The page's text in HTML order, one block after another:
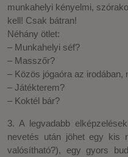
munkahelyi kényelmi,
kell! Csak bátran!
Néhány ötlet:
– Munkahelyi séf?
– Masszőr?
– Közös jógaóra az irodában,
– Játékterem?
– Koktél bár?
3. A legvadabb
nevetés után jöhet egy kis
valósítható?), egy gyors